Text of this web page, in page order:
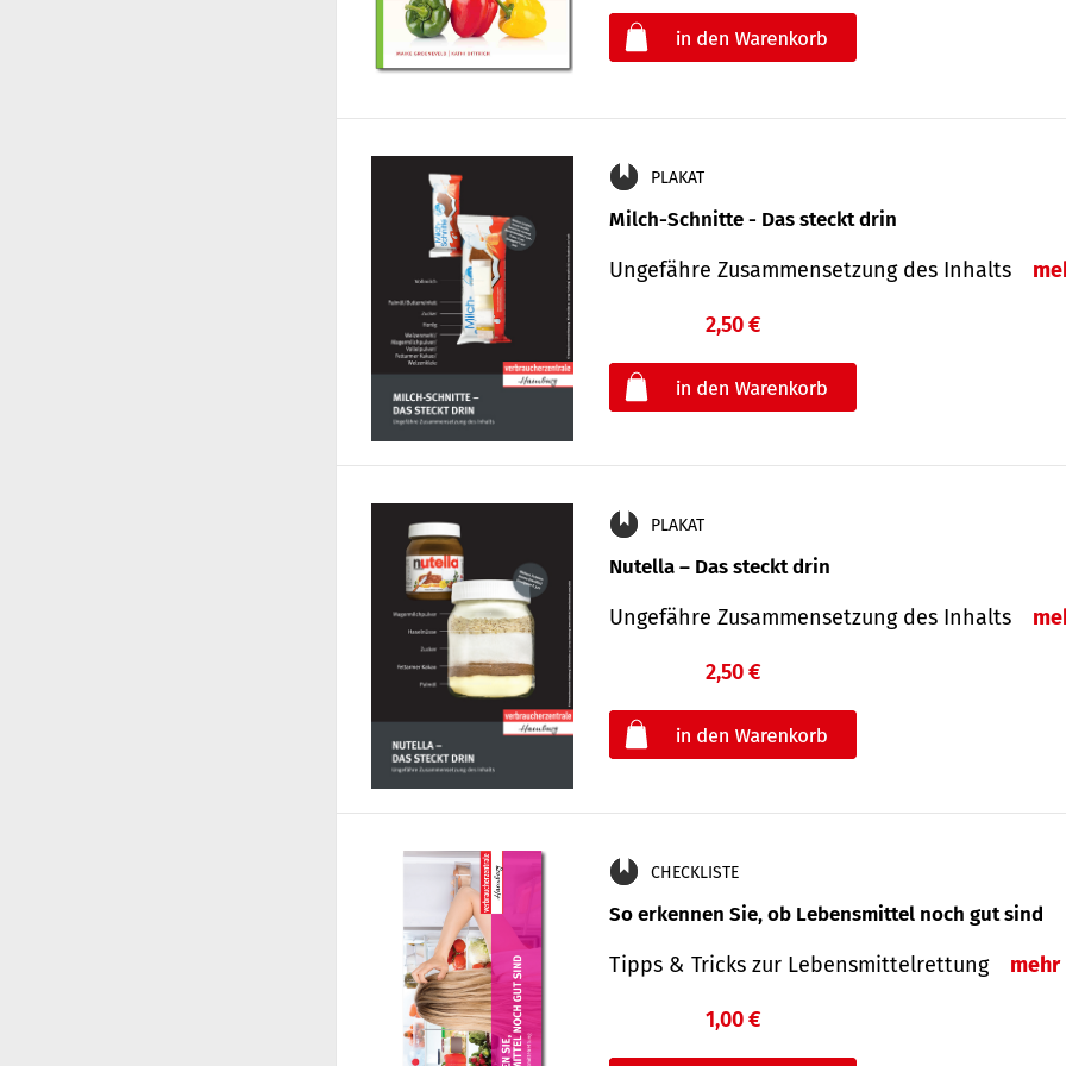
PLAKAT
Milch-Schnitte - Das steckt drin
Ungefähre Zu­sammen­setzung des Inhalts
2,50 €
PLAKAT
Nutella – Das steckt drin
Ungefähre Zusammensetzung des Inhalts
2,50 €
CHECKLISTE
So erkennen Sie, ob Lebensmittel noch gut sind
Tipps & Tricks zur Lebensmittelrettung mehr
1,00 €